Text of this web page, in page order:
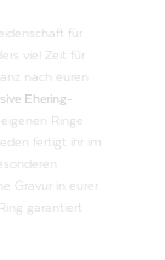
für
viel Zeit für
nach euren
Ehering-
Ringe
fertigt ihr im
Gravur in eurer
garantiert